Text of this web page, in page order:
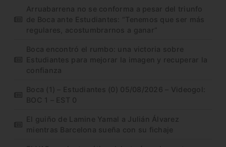
Arruabarrena no se conforma a pesar del triunfo
de Boca ante Estudiantes: “Tenemos que ser más
regulares, acostumbrarnos a ganar”
Boca encontró el rumbo: una victoria sobre
Estudiantes para mejorar la imagen y recuperar la
confianza
Boca (1) – Estudiantes (0) 05/08/2026 – Videogol:
BOC 1 – EST 0
El guiño de Lamine Yamal a Julián Álvarez
mientras Barcelona sueña con su fichaje